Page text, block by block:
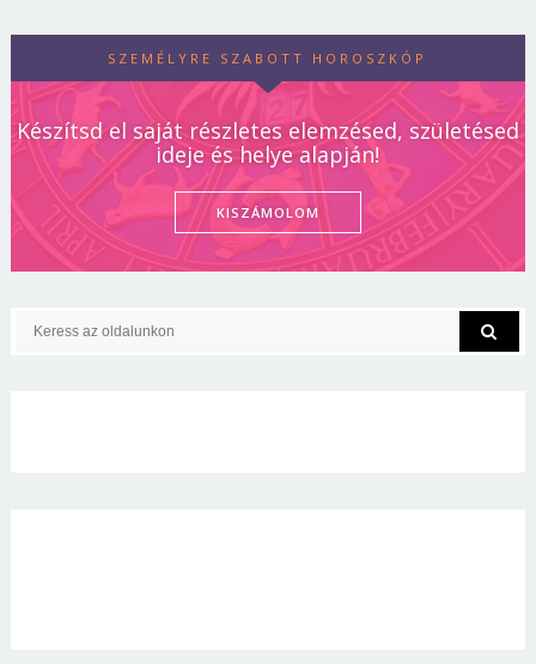
SZEMÉLYRE SZABOTT HOROSZKÓP
Készítsd el saját részletes elemzésed, születésed
ideje és helye alapján!
KISZÁMOLOM